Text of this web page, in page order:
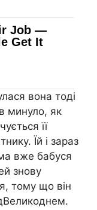
вона тоді
минуло, як
її
Їй і зараз
вже бабуся
знову
тому що він